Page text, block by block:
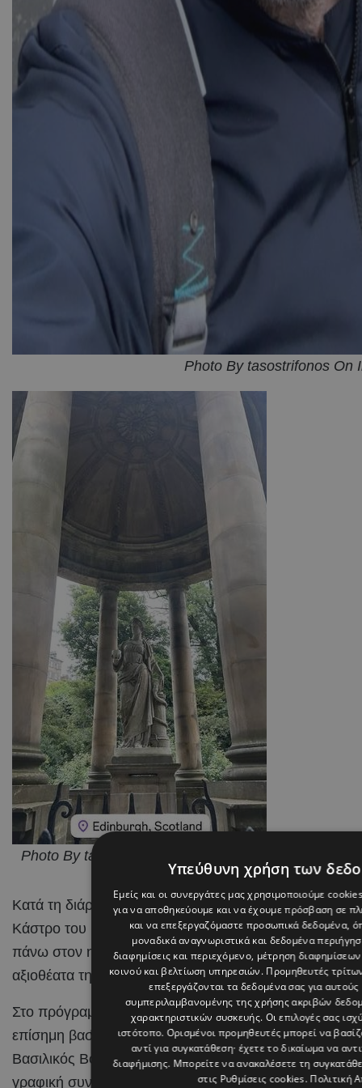
Photo By tasostrifonos On
Photo By tasostrifonos On Instagram
Κατά τη διάρκεια της παραμονής του, ο Τάσος
Κάστρο του Εδιμβούργου, το σημαντικότερο ίσως
πάνω στον ηφαιστειακό βράχο της πόλης και
αξιοθέατα της χώρας.
Στο πρόγραμμα των διακοπών του βρέθηκαν επίσης
επίσημη βασιλική κατοικία της βρετανικής
Βασιλικός Βοτανικός Κήπος του Εδιμβούργου, το
γραφική συνοικία Stockbridge, γνωστή για τα
Υπεύθυνη χρήση των
Εμείς και οι συνεργάτες μας χρησιμοποιούμε
για να αποθηκεύουμε και να έχουμε πρόσβαση σε
και να επεξεργαζόμαστε προσωπικά δεδομένα,
μοναδικά αναγνωριστικά και δεδομένα
διαφημίσεις και περιεχόμενο, μέτρηση
κοινού και βελτίωση υπηρεσιών. Προμηθευτές
επεξεργάζονται τα δεδομένα σας για
συμπεριλαμβανομένης της χρήσης ακριβών
χαρακτηριστικών συσκευής. Οι επιλογές σας
ιστότοπο. Ορισμένοι προμηθευτές μπορεί να
αντί για συγκατάθεση· έχετε το δικαίωμα να
διαφήμισης. Μπορείτε να ανακαλέσετε τη
στις Ρυθμίσεις cookies. Πολιτική